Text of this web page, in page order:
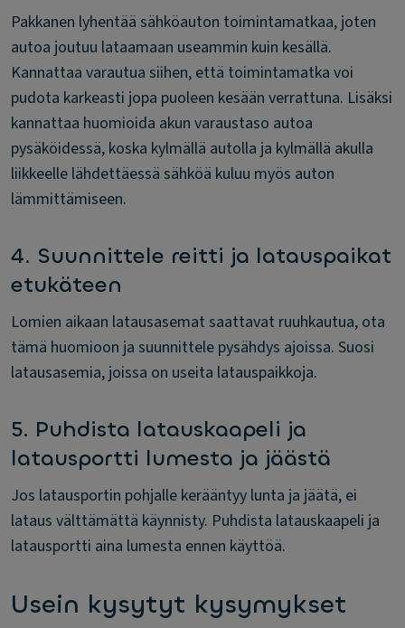
Pakkanen lyhentää sähköauton toimintamatkaa, joten
autoa joutuu lataamaan useammin kuin kesällä.
Kannattaa varautua siihen, että toimintamatka voi
pudota karkeasti jopa puoleen kesään verrattuna. Lisäksi
kannattaa huomioida akun varaustaso autoa
pysäköidessä, koska kylmällä autolla ja kylmällä akulla
liikkeelle lähdettäessä sähköä kuluu myös auton
lämmittämiseen.
4. Suunnittele reitti ja latauspaikat
etukäteen
Lomien aikaan latausasemat saattavat ruuhkautua, ota
tämä huomioon ja suunnittele pysähdys ajoissa. Suosi
latausasemia, joissa on useita latauspaikkoja.
5. Puhdista latauskaapeli ja
latausportti lumesta ja jäästä
Jos latausportin pohjalle kerääntyy lunta ja jäätä, ei
lataus välttämättä käynnisty. Puhdista latauskaapeli ja
latausportti aina lumesta ennen käyttöä.
Usein kysytyt kysymykset